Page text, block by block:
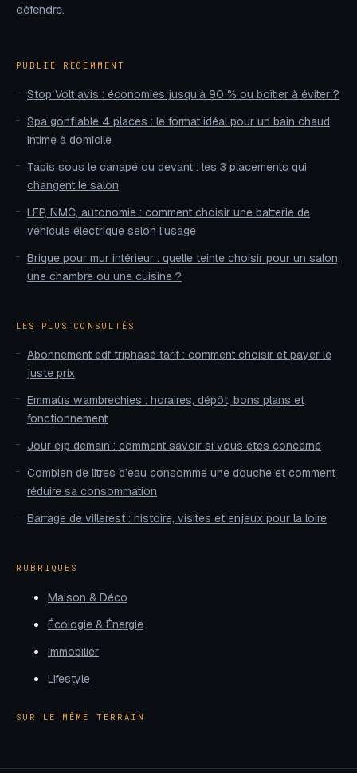
défendre.
PUBLIÉ RÉCEMMENT
Stop Volt avis : économies jusqu’à 90 % ou boîtier à éviter ?
Spa gonflable 4 places : le format idéal pour un bain chaud
intime à domicile
Tapis sous le canapé ou devant : les 3 placements qui
changent le salon
LFP, NMC, autonomie : comment choisir une batterie de
véhicule électrique selon l’usage
Brique pour mur intérieur : quelle teinte choisir pour un salon,
une chambre ou une cuisine ?
LES PLUS CONSULTÉS
Abonnement edf triphasé tarif : comment choisir et payer le
juste prix
Emmaüs wambrechies : horaires, dépôt, bons plans et
fonctionnement
Jour ejp demain : comment savoir si vous êtes concerné
Combien de litres d’eau consomme une douche et comment
réduire sa consommation
Barrage de villerest : histoire, visites et enjeux pour la loire
RUBRIQUES
Maison & Déco
Écologie & Énergie
Immobilier
Lifestyle
SUR LE MÊME TERRAIN